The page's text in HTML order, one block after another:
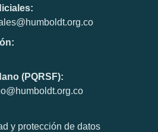
(PQRSF):
y protección de datos